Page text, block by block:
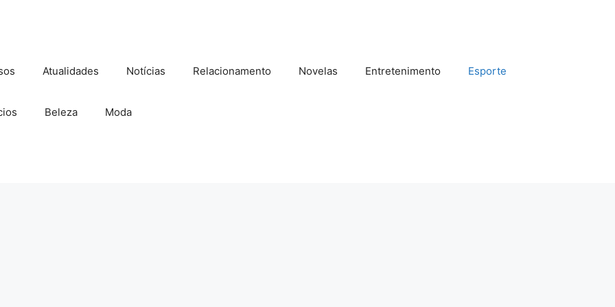
Atualidades Notícias Relacionamento Novelas Entretenimento Esporte
Beleza Moda